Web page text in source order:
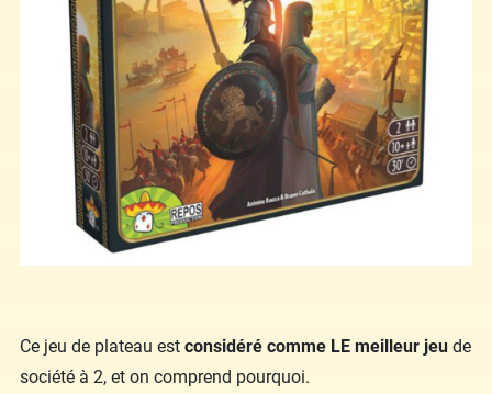
Ce jeu de plateau est considéré comme LE meilleur jeu de
société à 2, et on comprend pourquoi.